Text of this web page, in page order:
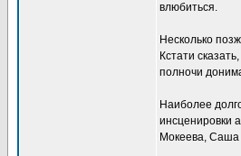
влюбиться.
Несколько
Кстати
полночи
Наиболее
инсценировки
Мокеева, Саша